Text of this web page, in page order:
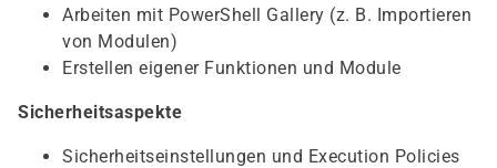
Arbeiten mit PowerShell Gallery (z. B. Importieren
von Modulen)
Erstellen eigener Funktionen und Module
Sicherheitsaspekte
Sicherheitseinstellungen und Execution Policies